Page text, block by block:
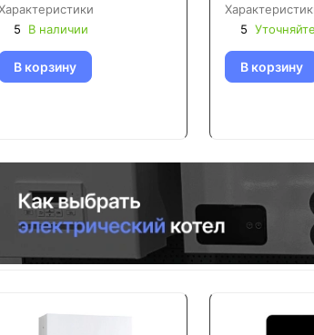
5
В наличии
В корзину
5
В корзину